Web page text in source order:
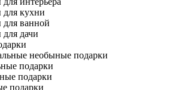
кухни
ванной
дачи
необыные подарки
подарки
подарки
подарки